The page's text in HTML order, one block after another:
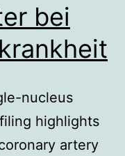
bei
nucleus
highlights
artery